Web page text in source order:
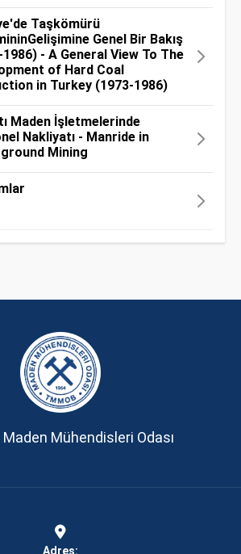
Taşkömürü
Genel Bir Bakış
- A General View To The
of Hard Coal
in Turkey (1973-1986)
Maden İşletmelerinde
Nakliyatı - Manride in
Mining
Mühendisleri Odası
Adres: